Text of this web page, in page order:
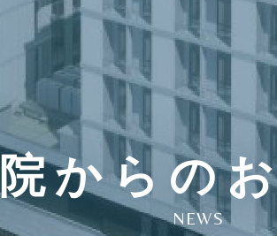
からの
NEWS